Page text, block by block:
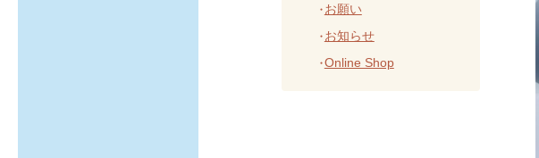
お願い
お知らせ
Online Shop